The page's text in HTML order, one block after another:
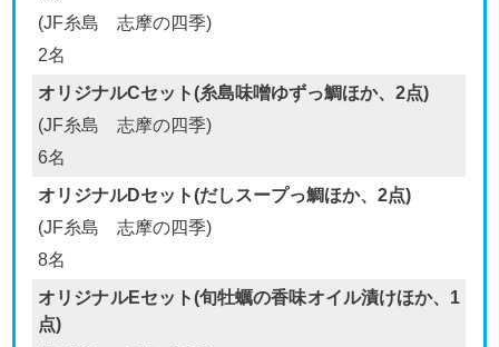
(JF糸島 志摩の四季)
2名
オリジナルCセット(糸島味噌ゆずっ鯛ほか、2点)
(JF糸島 志摩の四季)
6名
オリジナルDセット(だしスープっ鯛ほか、2点)
(JF糸島 志摩の四季)
8名
オリジナルEセット(旬牡蠣の香味オイル漬けほか、1
点)